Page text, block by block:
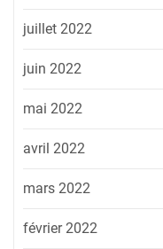
juillet 2022
juin 2022
mai 2022
avril 2022
mars 2022
février 2022